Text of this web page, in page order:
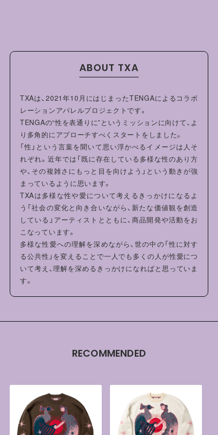
ABOUT TXA
TXAは、2021年10月にはじまったTENGAによるコラボ
レーションアパレルプロジェクトです。
TENGAの“性を表通りに”というミッションに向けて、よ
り多角的にアプローチすべくスタートをしました。
「性」という言葉を聞いて思い浮かべるイメージは人そ
れぞれ。近年では「既に存在している多様な性のあり方
や、その複雑さにもっと目を向けよう」という動きが強
まっているように思います。
TXAは多様な性や愛について考えるきっかけになるよ
う「社会の変化と向き合いながら、新たな価値観を創造
している」アーティストとともに、商品開発や活動をお
こなっています。
多様な性愛への理解を深めながら、世の中の「性に対す
る公共性」を変えることで一人でも多くの人が性愛につ
いて考え、理解を深めるきっかけになればと思っていま
す。
RECOMMENDED